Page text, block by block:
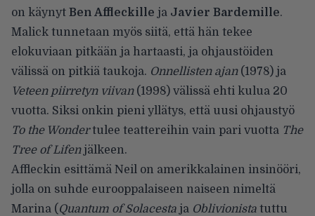
on käynyt Ben Affleckille ja Javier Bardemille.
Malick tunnetaan myös siitä, että hän tekee
elokuviaan pitkään ja hartaasti, ja ohjaustöiden
välissä on pitkiä taukoja. Onnellisten ajan(1978) ja
Veteen piirretyn viivan(1998) välissä ehti kulua 20
vuotta. Siksi onkin pieni yllätys, että uusi ohjaustyö
To the Wondertulee teattereihin vain pari vuotta The
Tree of Lifenjälkeen.
Affleckin esittämä Neil on amerikkalainen insinööri,
jolla on suhde eurooppalaiseen naiseen nimeltä
Marina ( Quantum of Solacesta ja Oblivionista tuttu